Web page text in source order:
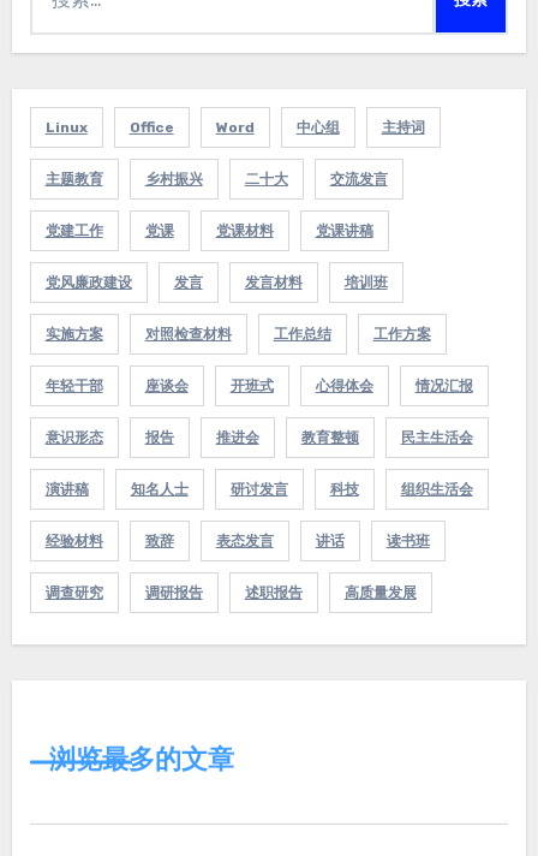
索：
Linux Office Word 中心组 主持词
主题教育 乡村振兴 二十大 交流发言
党建工作 党课 党课材料 党课讲稿
党风廉政建设 发言 发言材料 培训班
实施方案 对照检查材料 工作总结 工作方案
年轻干部 座谈会 开班式 心得体会 情况汇报
意识形态 报告 推进会 教育整顿 民主生活会
演讲稿 知名人士 研讨发言 科技 组织生活会
经验材料 致辞 表态发言 讲话 读书班
调查研究 调研报告 述职报告 高质量发展
浏览最多的文章